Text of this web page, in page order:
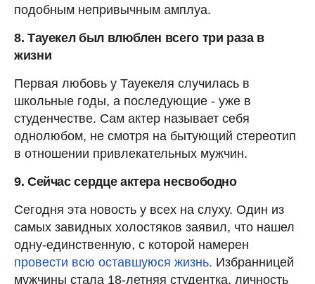
подобным непривычным амплуа.
8. Тауекел был влюблен всего три раза в
жизни
Первая любовь у Тауекеля случилась в
школьные годы, а последующие - уже в
студенчестве. Сам актер называет себя
однолюбом, не смотря на бытующий стереотип
в отношении привлекательных мужчин.
9. Сейчас сердце актера несвободно
Сегодня эта новость у всех на слуху. Один из
самых завидных холостяков заявил, что нашел
одну-единственную, с которой намерен
провести всю оставшуюся жизнь. Избранницей
мужчины стала 18-летняя студентка, личность